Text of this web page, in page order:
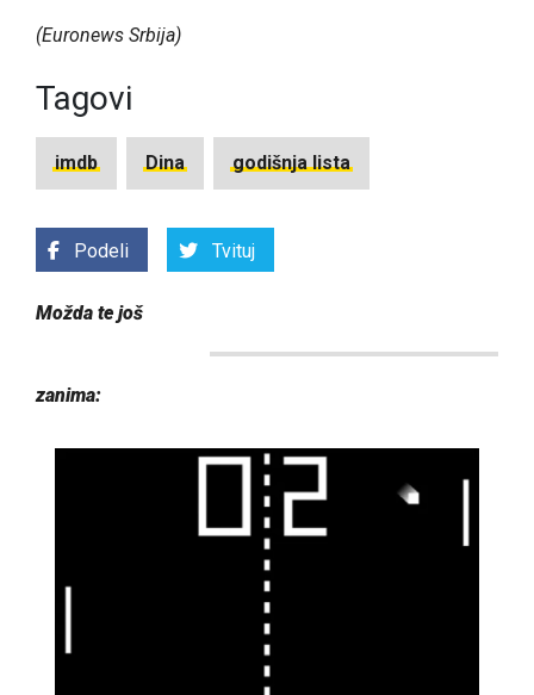
(Euronews Srbija)
Tagovi
imdb Dina godišnja lista
Podeli Tvituj
Možda te još
zanima: